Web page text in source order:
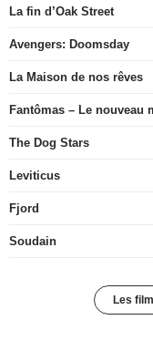
La fin d’Oak Street
Avengers: Doomsday
La Maison de nos rêves
Fantômas – Le nouveau
The Dog Stars
Leviticus
Fjord
Soudain
Les